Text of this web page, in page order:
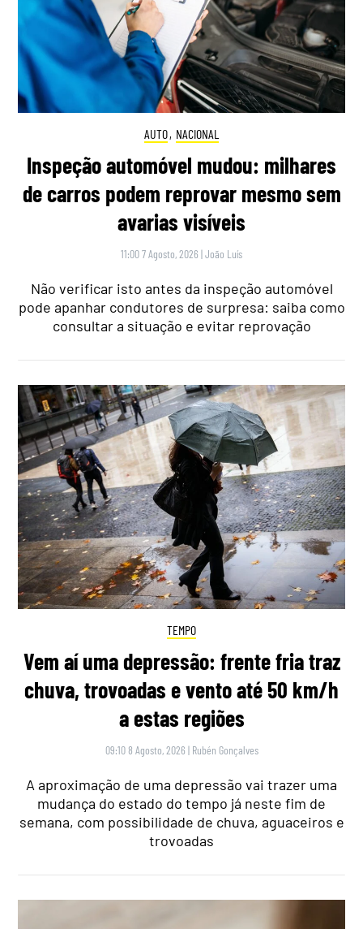
AUTO, NACIONAL
Inspeção automóvel mudou: milhares
de carros podem reprovar mesmo sem
avarias visíveis
11:00 7 Agosto, 2026 |João Luís
Não verificar isto antes da inspeção automóvel
pode apanhar condutores de surpresa: saiba como
consultar a situação e evitar reprovação
TEMPO
Vem aí uma depressão: frente fria traz
chuva, trovoadas e vento até 50 km/h
a estas regiões
09:10 8 Agosto, 2026 | Rubén Gonçalves
A aproximação de uma depressão vai trazer uma
mudança do estado do tempo já neste fim de
semana, com possibilidade de chuva, aguaceiros e
trovoadas